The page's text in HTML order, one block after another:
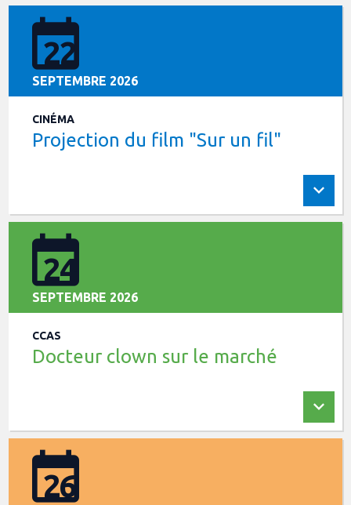
22
SEPTEMBRE 2026
CINÉMA
Projection du film "Sur un fil"
24
SEPTEMBRE 2026
CCAS
Docteur clown sur le marché
26